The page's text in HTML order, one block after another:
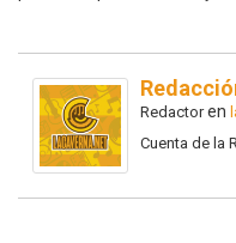
Redactoren
Cuenta de la